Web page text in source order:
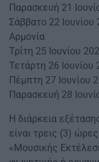
Παρασκευή 21
Σάββατο 22
Αρμονία
Τρίτη 25 Ιουνίου
Τετάρτη 26 Ιουνίου
Πέμπτη 27 Ιουνίου
Παρασκευή 28
Η διάρκεια
είναι τρεις (3)
«Μουσικής